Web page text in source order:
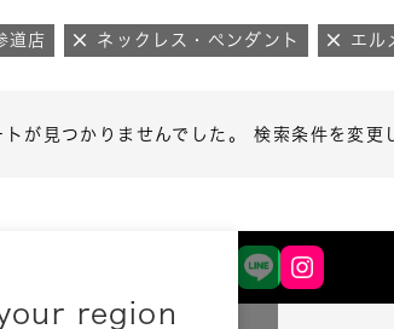
道店 ネックレス・ペンダント エル
が見つかりませんでした。 検索条件を変更
region